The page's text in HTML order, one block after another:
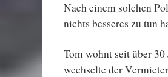
Nach einem solchen
nichts besseres zu tun
Tom wohnt seit über
wechselte der